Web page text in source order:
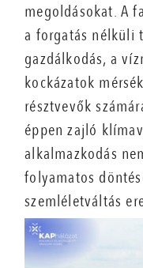
megoldásokat. A
a forgatás nélküli
gazdálkodás, a
kockázatok
résztvevők
éppen zajló
alkalmazkodás
folyamatos
szemléletváltás